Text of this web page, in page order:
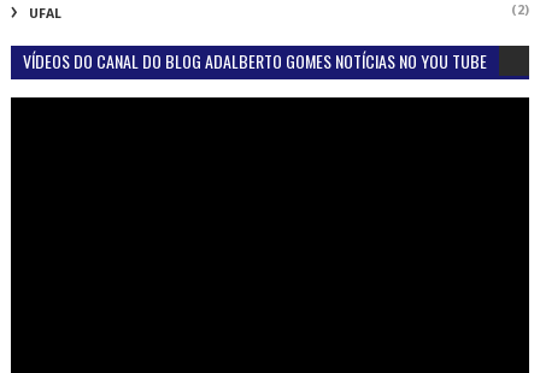
UFAL (2)
VÍDEOS DO CANAL DO BLOG ADALBERTO GOMES NOTÍCIAS NO YOU TUBE